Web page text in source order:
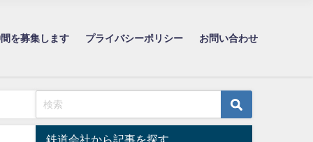
を募集します プライバシーポリシー お問い合わせ
鉄道会社から記事を探す